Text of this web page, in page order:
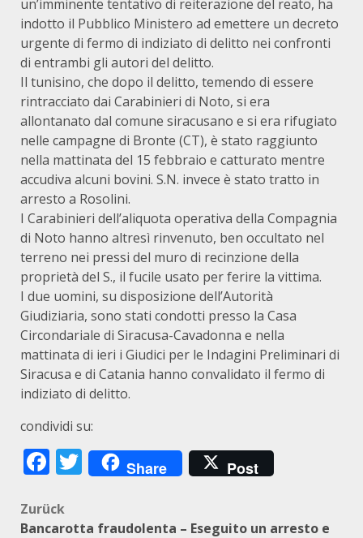
un’imminente tentativo di reiterazione del reato, ha
indotto il Pubblico Ministero ad emettere un decreto
urgente di fermo di indiziato di delitto nei confronti
di entrambi gli autori del delitto.
Il tunisino, che dopo il delitto, temendo di essere
rintracciato dai Carabinieri di Noto, si era
allontanato dal comune siracusano e si era rifugiato
nelle campagne di Bronte (CT), è stato raggiunto
nella mattinata del 15 febbraio e catturato mentre
accudiva alcuni bovini. S.N. invece è stato tratto in
arresto a Rosolini.
I Carabinieri dell’aliquota operativa della Compagnia
di Noto hanno altresì rinvenuto, ben occultato nel
terreno nei pressi del muro di recinzione della
proprietà del S., il fucile usato per ferire la vittima.
I due uomini, su disposizione dell’Autorità
Giudiziaria, sono stati condotti presso la Casa
Circondariale di Siracusa-Cavadonna e nella
mattinata di ieri i Giudici per le Indagini Preliminari di
Siracusa e di Catania hanno convalidato il fermo di
indiziato di delitto.
condividi su:
Facebook
Twitter
Share Post
Beitragsnavigation
Zurück
Bancarotta fraudolenta – Eseguito un arresto e